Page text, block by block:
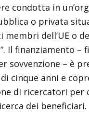
condotta in
o privata
membri dell’UE o
Il finanziamento –
sovvenzione – è
cinque anni e
di ricercatori per
dei beneficiari.